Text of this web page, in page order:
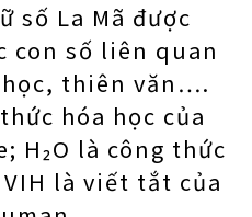
số La Mã được
con số liên quan
thiên văn….
hóa học của
H₂O là công thức
là viết tắt của